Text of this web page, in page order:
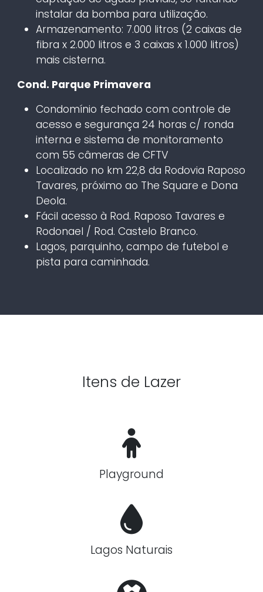
instalar da bomba para utilização.
Armazenamento: 7.000 litros (2 caixas de
fibra x 2.000 litros e 3 caixas x 1.000 litros)
mais cisterna.
Cond. Parque Primavera
Condomínio fechado com controle de
acesso e segurança 24 horas c/ ronda
interna e sistema de monitoramento
com 55 câmeras de CFTV
Localizado no km 22,8 da Rodovia Raposo
Tavares, próximo ao The Square e Dona
Deola.
Fácil acesso à Rod. Raposo Tavares e
Rodonael / Rod. Castelo Branco.
Lagos, parquinho, campo de futebol e
pista para caminhada.
Itens de Lazer
Playground
Lagos Naturais